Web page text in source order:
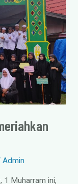
Admin
1 Muharram ini,